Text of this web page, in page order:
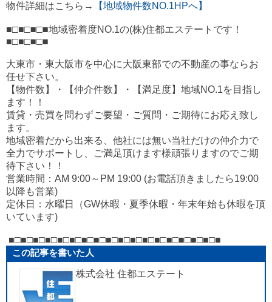
物件詳細はこちら→ 【地域物件数NO.1HPへ】
■□■□■□■地域密着度NO.1の(株)住都エステートです！
■□■□■□■
大東市・東大阪市を中心に大阪東部での不動産の事ならお
任せ下さい。
【物件数】・【仲介件数】・【満足度】地域NO.1を目指し
ます！！
賃貸・売買を問わずご要望・ご質問・ご期待にお応え致し
ます。
地域密着だから出来る、他社には無い当社だけの仲介力で
全力でサポートし、ご満足頂けます様頑張りますのでご期
待下さい！！
営業時間：AM 9:00～PM 19:00 (お電話頂きましたら19:00
以降も営業)
定休日：水曜日（GW休暇・夏季休暇・年末年始も休暇を頂
いています)
■□■□■□■□■□■□■□■□■□■□■□■□■□■□■□■□■□■
この記事を書いた人
株式会社 住都エステート